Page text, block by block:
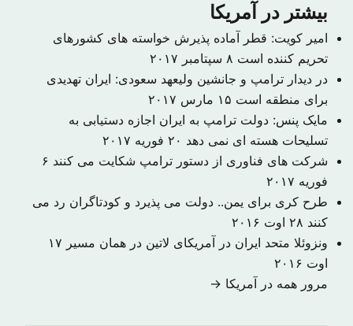
بیشتر در آمریکا
امیر کویت: قطر‌ آماده پذیرش خواسته های کشورهای
تحریم کننده است ۸ سپتامبر ۲۰۱۷
در دیدار ترامپ و جانشین ولیعهد سعودی: ایران تهدیدی
برای منطقه است ۱۵ مارس ۲۰۱۷
مایک پنس: دولت ترامپ به ایران اجازه دستیابی به
تسلیحات هسته ای نمی دهد ۲۰ فوریه ۲۰۱۷
شرکت های فناوری از دستور ترامپ شکایت می کنند ۶
فوریه ۲۰۱۷
طرح کری برای یمن.. دولت می پذیرد و کودتاگران رد می
کنند ۲۸ اوت ۲۰۱۶
ونزوئلا متحد ایران در آمریکای لاتین در همان مسیر ۱۷
اوت ۲۰۱۶
مرور همه در آمریکا →